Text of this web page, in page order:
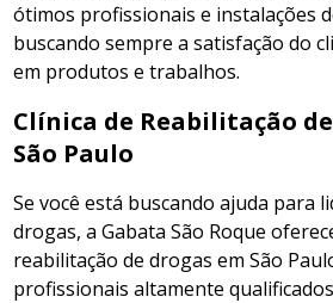
ótimos profissionais e instalações
buscando sempre a satisfação do
em produtos e trabalhos.
Clínica de Reabilitação
São Paulo
Se você está buscando ajuda para
drogas, a Gabata São Roque
reabilitação de drogas em São
profissionais altamente